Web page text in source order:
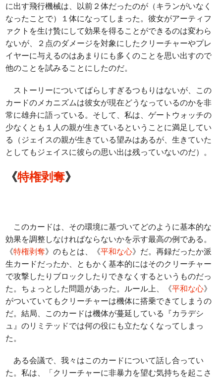
に出す飛行機械は、以前２体だったのが（キランがいなく
なったことで）１体になってしまった。彼女がアーティフ
ァクトを生け贄にして効果を得ることができるのは変わら
ないが、２点のダメージを対象にしたクリーチャーやプレ
イヤーに与えるのはあまりにも多くのことを思い出すので
他のことを試みることにしたのだ。
ストーリーについてばらしすぎるつもりはないが、この
カードのメカニズムは彼女が現在どうなっているのかを非
常に雄弁に語っている。そして、私は、ゲートウォッチの
少なくとも１人の親が生きているということに満足してい
る（ジェイスの親が生きている望みはあるが、生きていた
としてもジェイスに彼らの思い出は残っていないのだ）。
《特権剥奪》
このカードは、その環境に基づいてどのように基本的な
効果を調整しなければならないかを示す最高の例である。
《特権剥奪》のもとは、《平和な心》だ。再録だったか派
生カードだったか、ともかく基本的にはそのクリーチャー
で攻撃したりブロックしたりできなくするというものだっ
た。ちょっとした問題があった。ルール上、《平和な心》
がついていてもクリーチャーは機体に搭乗できてしまうの
だ。結局、このカードは機体が蔓延している『カラデシ
ュ』のリミテッドでは何の役にも立たなくなってしまっ
た。
ある会議で、我々はこのカードについて話し合ってい
た。私は、「クリーチャーに非暴力を望む気持ちを起こさ